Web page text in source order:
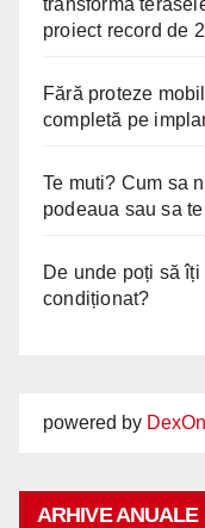
proiect record de
Fără proteze
completă pe
Te muti? Cum sa
podeaua sau sa
De unde poți să
condiționat?
powered by
ARHIVE ANUALE